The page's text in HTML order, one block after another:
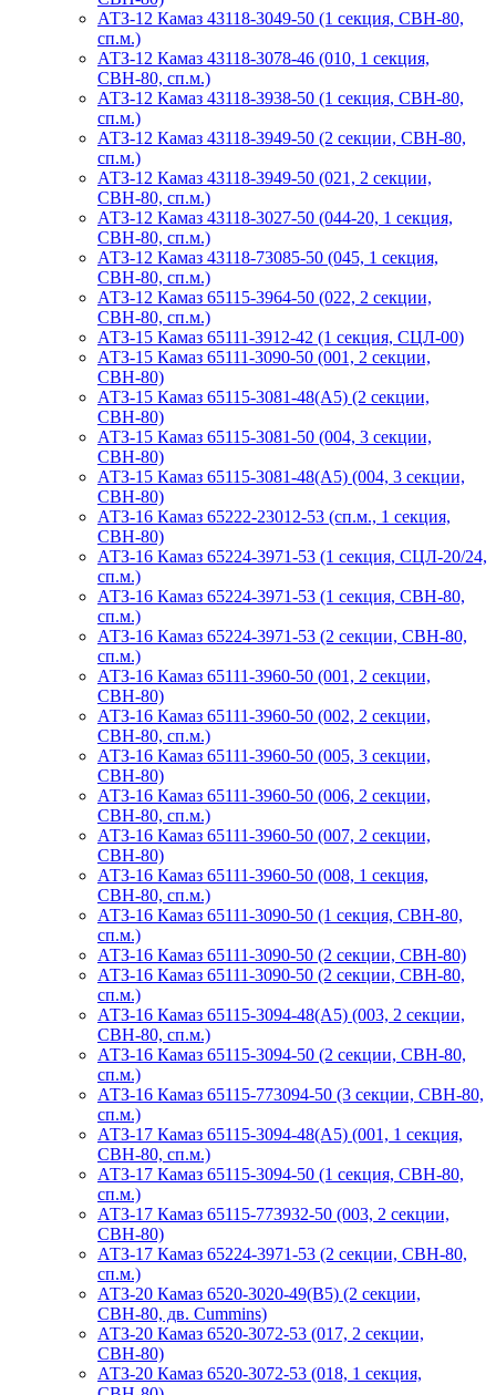
АТЗ-12 Камаз 43118-3049-50 (1 секция, СВН-80,
сп.м.)
АТЗ-12 Камаз 43118-3078-46 (010, 1 секция,
СВН-80, сп.м.)
АТЗ-12 Камаз 43118-3938-50 (1 секция, СВН-80,
сп.м.)
АТЗ-12 Камаз 43118-3949-50 (2 секции, СВН-80,
сп.м.)
АТЗ-12 Камаз 43118-3949-50 (021, 2 секции,
СВН-80, сп.м.)
АТЗ-12 Камаз 43118-3027-50 (044-20, 1 секция,
СВН-80, сп.м.)
АТЗ-12 Камаз 43118-73085-50 (045, 1 секция,
СВН-80, сп.м.)
АТЗ-12 Камаз 65115-3964-50 (022, 2 секции,
СВН-80, сп.м.)
АТЗ-15 Камаз 65111-3912-42 (1 секция, СЦЛ-00)
АТЗ-15 Камаз 65111-3090-50 (001, 2 секции,
СВН-80)
АТЗ-15 Камаз 65115-3081-48(А5) (2 секции,
СВН-80)
АТЗ-15 Камаз 65115-3081-50 (004, 3 секции,
СВН-80)
АТЗ-15 Камаз 65115-3081-48(А5) (004, 3 секции,
СВН-80)
АТЗ-16 Камаз 65222-23012-53 (сп.м., 1 секция,
СВН-80)
АТЗ-16 Камаз 65224-3971-53 (1 секция, СЦЛ-20/24,
сп.м.)
АТЗ-16 Камаз 65224-3971-53 (1 секция, СВН-80,
сп.м.)
АТЗ-16 Камаз 65224-3971-53 (2 секции, СВН-80,
сп.м.)
АТЗ-16 Камаз 65111-3960-50 (001, 2 секции,
СВН-80)
АТЗ-16 Камаз 65111-3960-50 (002, 2 секции,
СВН-80, сп.м.)
АТЗ-16 Камаз 65111-3960-50 (005, 3 секции,
СВН-80)
АТЗ-16 Камаз 65111-3960-50 (006, 2 секции,
СВН-80, сп.м.)
АТЗ-16 Камаз 65111-3960-50 (007, 2 секции,
СВН-80)
АТЗ-16 Камаз 65111-3960-50 (008, 1 секция,
СВН-80, сп.м.)
АТЗ-16 Камаз 65111-3090-50 (1 секция, СВН-80,
сп.м.)
АТЗ-16 Камаз 65111-3090-50 (2 секции, СВН-80)
АТЗ-16 Камаз 65111-3090-50 (2 секции, СВН-80,
сп.м.)
АТЗ-16 Камаз 65115-3094-48(A5) (003, 2 секции,
СВН-80, сп.м.)
АТЗ-16 Камаз 65115-3094-50 (2 секции, СВН-80,
сп.м.)
АТЗ-16 Камаз 65115-773094-50 (3 секции, СВН-80,
сп.м.)
АТЗ-17 Камаз 65115-3094-48(A5) (001, 1 секция,
СВН-80, сп.м.)
АТЗ-17 Камаз 65115-3094-50 (1 секция, СВН-80,
сп.м.)
АТЗ-17 Камаз 65115-773932-50 (003, 2 секции,
СВН-80)
АТЗ-17 Камаз 65224-3971-53 (2 секции, СВН-80,
сп.м.)
АТЗ-20 Камаз 6520-3020-49(B5) (2 секции,
СВН-80, дв. Cummins)
АТЗ-20 Камаз 6520-3072-53 (017, 2 секции,
СВН-80)
АТЗ-20 Камаз 6520-3072-53 (018, 1 секция,